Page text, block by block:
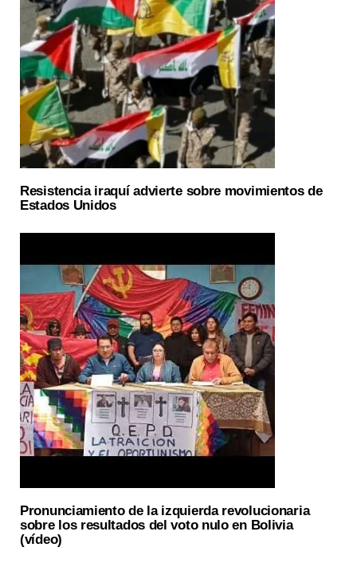
Resistencia iraquí advierte sobre movimientos de
Estados Unidos
Pronunciamiento de la izquierda revolucionaria
sobre los resultados del voto nulo en Bolivia
(vídeo)